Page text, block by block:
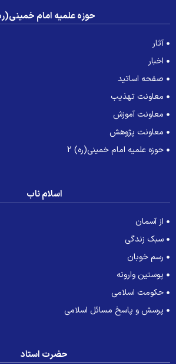
حوزه علمیه امام خمینی(ره)
آثار
اخبار
صفحه اساتید
معاونت تهذیب
معاونت آموزش
معاونت پژوهش
حوزه علمیه امام خمینی(ره) 2
اسلام ناب
از آسمان
سبک زندگی
رسم خوبان
پوستین وارونه
حکومت اسلامی
پرسش و پاسخ مسائل اسلامی
حضرت استاد